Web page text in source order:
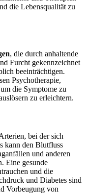
die Lebensqualität zu
, die durch anhaltende
Furcht gekennzeichnet
beeinträchtigen.
Psychotherapie,
die Symptome zu
zu erleichtern.
bei der sich
kann den Blutfluss
und anderen
Eine gesunde
und die
und Diabetes sind
Vorbeugung von